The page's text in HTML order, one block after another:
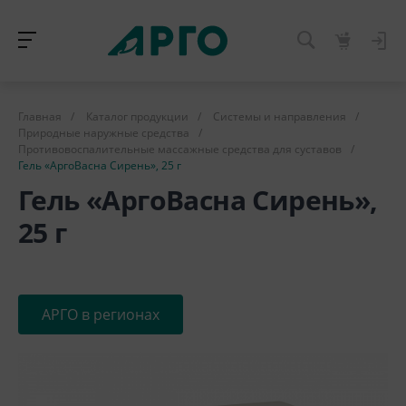
Главная / Каталог продукции / Системы и направления
/
Природные наружные средства
/
Противовоспалительные массажные средства для суставов
/
Гель «АргоВасна Сирень», 25 г
Гель «АргоВасна Сирень»,
25 г
АРГО в регионах